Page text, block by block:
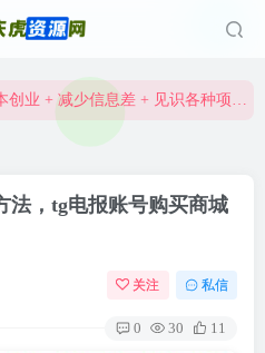
少信息差 + 见识各种项目 + 提升网创认知。
少信息差 + 见识各种项目 + 提升网创认知。
法，tg电报账号购买商城
关注 私信
0 30 11